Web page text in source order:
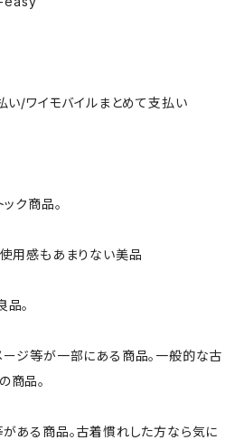
い/ワイモバイルまとめて支払い
ク商品。
用感もあまりない美品
。
ジ等が一部にある商品。一般的な古
商品。
ある商品。古着慣れした方なら気に